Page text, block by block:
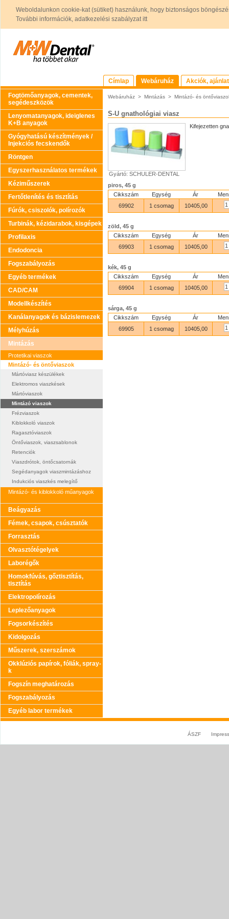
Weboldalunkon cookie-kat (sütiket) használunk, hogy biztonságos
További információk, adatkezelési szabályzat itt
Címlap Webáruház
Akciók,
Fogtömőanyagok, cementek,
segédeszközök
Lenyomatanyagok, ideiglenes
K+B anyagok
Gyógyhatású készítmények /
Injekciós fecskendők
Röntgen
Egyszerhasználatos termékek
Kéziműszerek
Fertőtlenítés és tisztítás
Fúrók, csiszolók, polírozók
Turbinák, kézidarabok, kisgépek
Profilaxis
Endodoncia
Fogszabályozás
Egyéb termékek
CAD/CAM
Modellkészítés
Kanálanyagok és bázislemezek
Mélyhúzás
Mintázás
Protetikai viaszok
Mintázó- és öntőviaszok
Mártóviasz készülékek
Elektromos viaszkések
Mártóviaszok
Mintázó viaszok
Frézviaszok
Kiblokkoló viaszok
Ragasztóviaszok
Öntőviaszok, viaszsablonok
Retenciók
Viaszdrótok, öntőcsatornák
Segédanyagok viaszmintázáshoz
Indukciós viaszkés melegítő
Mintázó- és kiblokkoló műanyagok
Beágyazás
Fémek, csapok, csúsztatók
Forrasztás
Olvasztótégelyek
Laborégők
Homokfúvás, gőztisztítás,
tisztítás
Elektropolírozás
Leplezőanyagok
Fogsorkészítés
Kidolgozás
Műszerek, szerszámok
Okklúziós papírok, fóliák, spray-
k
Fogszín meghatározás
Fogszabályozás
Egyéb labor termékek
Webáruház > Mintázás > Mintázó- és
S-U gnathológiai viasz
Gyártó: SCHULER-DENTAL
Kifejezetten
piros, 45 g
Cikkszám
Egység Ár
69902
1 csomag 10405,00
zöld, 45 g
Cikkszám
Egység Ár
69903
1 csomag 10405,00
kék, 45 g
Cikkszám
Egység Ár
69904
1 csomag 10405,00
sárga, 45 g
Cikkszám
Egység Ár
69905
1 csomag 10405,00
ÁSZF